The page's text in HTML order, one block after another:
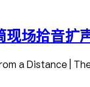
现场拾音扩
a Distance |